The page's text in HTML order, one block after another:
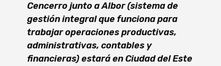
Cencerro junto a Albor (sistema de
gestión integral que funciona para
trabajar operaciones productivas,
administrativas, contables y
financieras) estará en Ciudad del Este